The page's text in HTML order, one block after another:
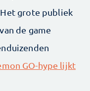
grote publiek
de game
GO-hype lijkt